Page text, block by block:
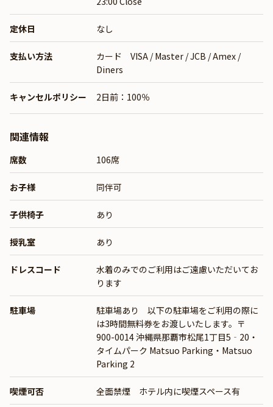
定休日 なし
支払い方法
カード VISA / Master / JCB / Amex /
Diners
キャンセルポリシー 2日前：100％
関連情報
席数 106席
お子様 同伴可
子供椅子 あり
授乳室 あり
ドレスコード
水着のみでのご利用はご遠慮いただいてお
ります
駐車場
駐車場あり 以下の駐車場をご利用の際に
は3時間無料券をお渡しいたします。〒
900-0014 沖縄県那覇市松尾1丁目5‐20・
タイムパーク Matsuo Parking・Matsuo
Parking 2
喫煙可否 全面禁煙 ホテル内に喫煙スペース有